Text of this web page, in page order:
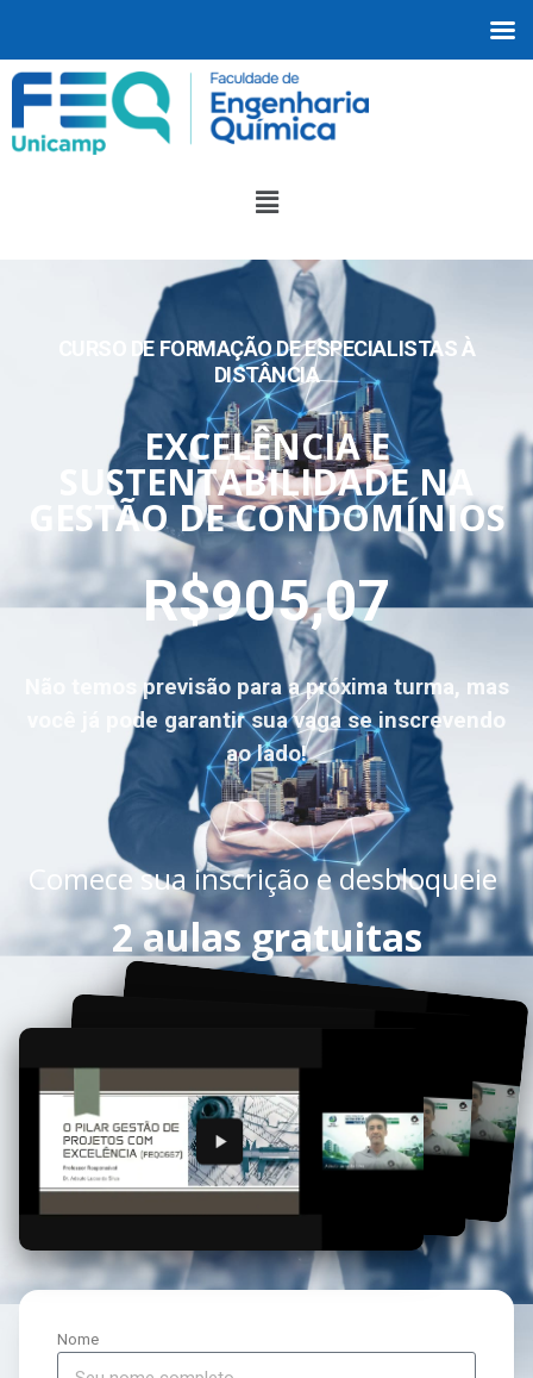
CURSO DE FORMAÇÃO DE ESPECIALISTAS À
DISTÂNCIA
EXCELÊNCIA E
SUSTENTABILIDADE NA
GESTÃO DE CONDOMÍNIOS
R$905,07
Não temos previsão para a próxima turma, mas
você já pode garantir sua vaga se inscrevendo
ao lado!
Comece sua inscrição e desbloqueie
2 aulas gratuitas
Nome